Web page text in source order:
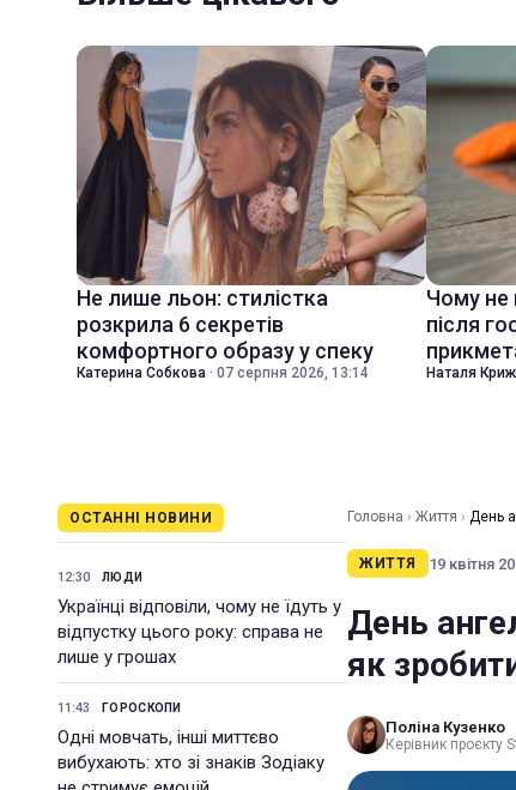
Не лише льон: стилістка
розкрила 6 секретів
комфортного образу у спеку
Катерина Собкова · 07 серпня 2026, 13:14
Чому не
після
Наталя
ОСТАННІ НОВИНИ
12:30 ЛЮДИ
Українці відповіли, чому не їдуть у
відпустку цього року: справа не
лише у грошах
11:43 ГОРОСКОПИ
Одні мовчать, інші миттєво
вибухають: хто зі знаків Зодіаку
Головна › Життя › День
ЖИТТЯ 19 квітня
День
як
Поліна Кузенко
Керівник проєкту